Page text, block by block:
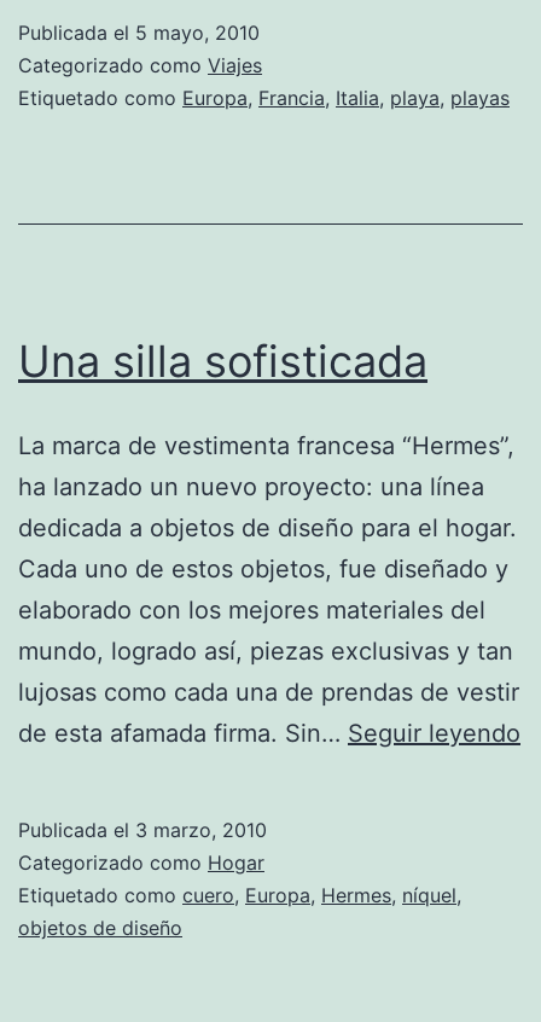
de
Cerdeña
Publicada el 5 mayo, 2010
Categorizado como Viajes
Etiquetado como Europa, Francia, Italia, playa, playas
Una silla sofisticada
La marca de vestimenta francesa “Hermes”,
ha lanzado un nuevo proyecto: una línea
dedicada a objetos de diseño para el hogar.
Cada uno de estos objetos, fue diseñado y
elaborado con los mejores materiales del
mundo, logrado así, piezas exclusivas y tan
lujosas como cada una de prendas de vestir
de esta afamada firma. Sin… Seguir leyendo
Publicada el 3 marzo, 2010
Categorizado como Hogar
Etiquetado como cuero, Europa, Hermes, níquel,
objetos de diseño